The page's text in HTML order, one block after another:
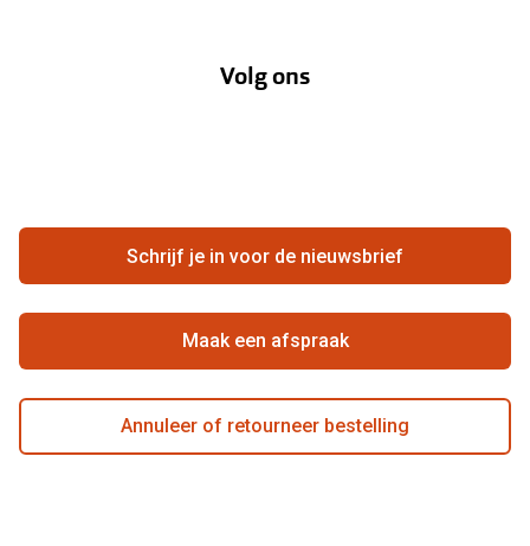
Hier de overeenkomst ontbinden
Zorgvergoeding
Ondernemen bij Pearle
Beste winkelketen
Actievoorwaarden
Volg ons
Schrijf je in voor de nieuwsbrief
Maak een afspraak
Annuleer of retourneer bestelling